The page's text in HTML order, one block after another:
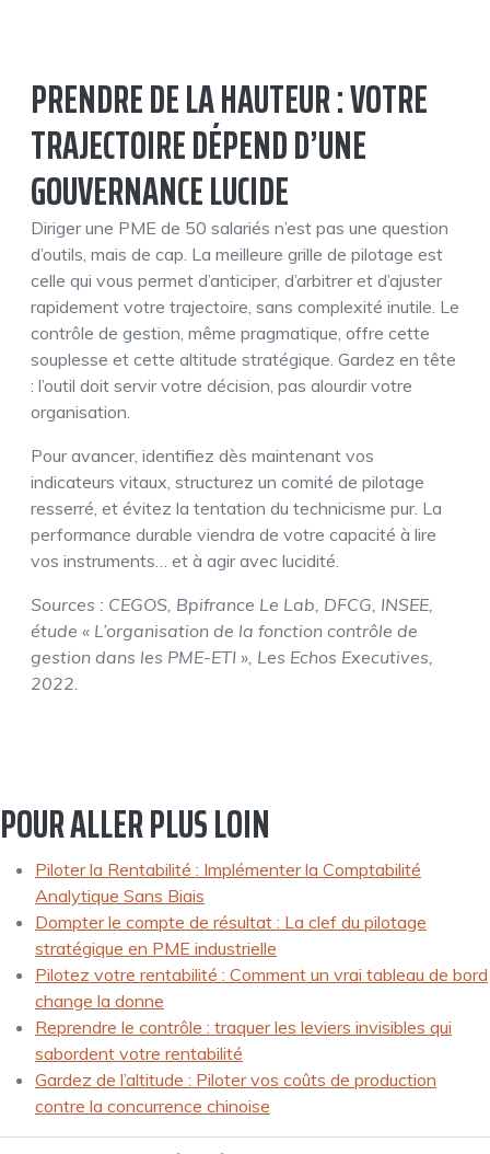
PRENDRE DE LA HAUTEUR : VOTRE
TRAJECTOIRE DÉPEND D’UNE
GOUVERNANCE LUCIDE
Diriger une PME de 50 salariés n’est pas une question
d’outils, mais de cap. La meilleure grille de pilotage est
celle qui vous permet d’anticiper, d’arbitrer et d’ajuster
rapidement votre trajectoire, sans complexité inutile. Le
contrôle de gestion, même pragmatique, offre cette
souplesse et cette altitude stratégique. Gardez en tête
: l’outil doit servir votre décision, pas alourdir votre
organisation.
Pour avancer, identifiez dès maintenant vos
indicateurs vitaux, structurez un comité de pilotage
resserré, et évitez la tentation du technicisme pur. La
performance durable viendra de votre capacité à lire
vos instruments… et à agir avec lucidité.
Sources : CEGOS, Bpifrance Le Lab, DFCG, INSEE,
étude « L’organisation de la fonction contrôle de
gestion dans les PME-ETI », Les Echos Executives,
2022.
POUR ALLER PLUS LOIN
Piloter la Rentabilité : Implémenter la Comptabilité
Analytique Sans Biais
Dompter le compte de résultat : La clef du pilotage
stratégique en PME industrielle
Pilotez votre rentabilité : Comment un vrai tableau de bord
change la donne
Reprendre le contrôle : traquer les leviers invisibles qui
sabordent votre rentabilité
Gardez de l’altitude : Piloter vos coûts de production
contre la concurrence chinoise